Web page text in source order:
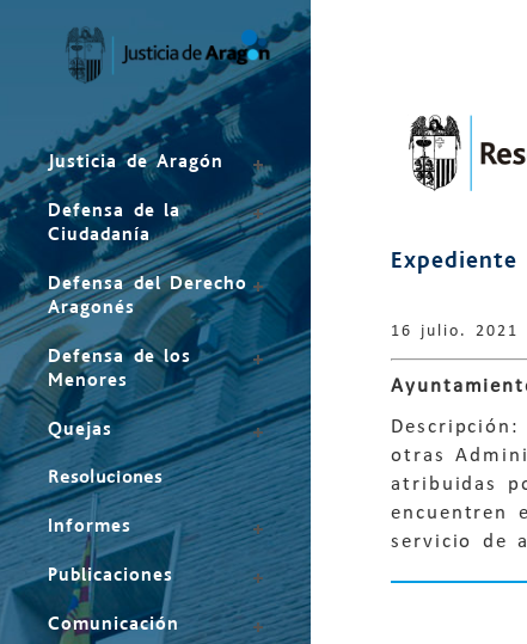
Justicia de Aragón
Defensa de la
Ciudadanía
Defensa del Derecho
Aragonés
Defensa de los
Menores
Quejas
Resoluciones
Informes
Publicaciones
Comunicación
16 julio. 2021
otras
atribuidas
encuentren
servicio de